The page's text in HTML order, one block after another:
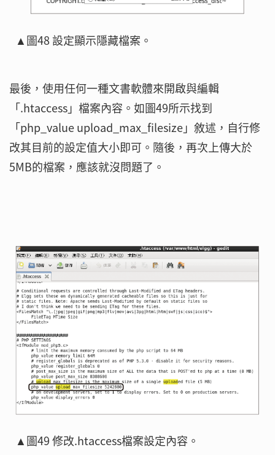
▲圖48 設定顯示隱藏檔案。
最後，使用任何一種文書軟體來開啟與編輯
「.htaccess」檔案內容。如圖49所示找到
「php_value upload_max_filesize」敘述，自行修
改其目前的設定值大小即可。隨後，再次上傳大於
5MB的檔案，應該就沒問題了。
▲圖49 修改.htaccess檔案設定內容。